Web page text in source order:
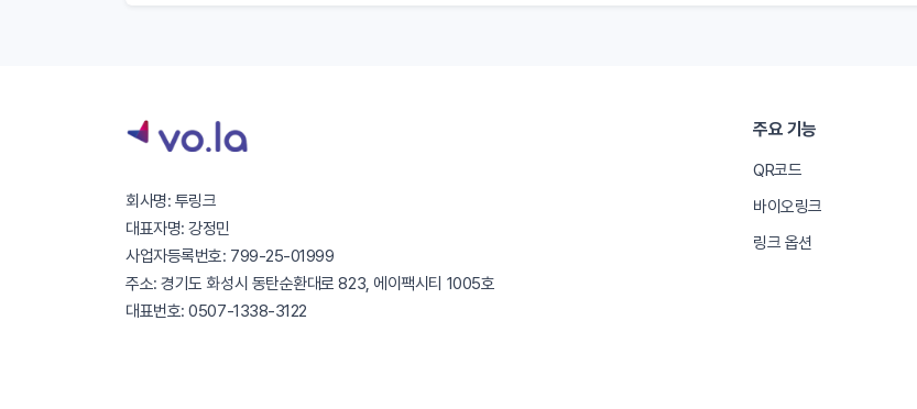
회사명: 투링크
대표자명: 강정민
사업자등록번호: 799-25-01999
주소: 경기도 화성시 동탄순환대로 823, 에이팩시티 1005호
대표번호: 0507-1338-3122
주요 기능
QR코드
바이오링크
링크 옵션